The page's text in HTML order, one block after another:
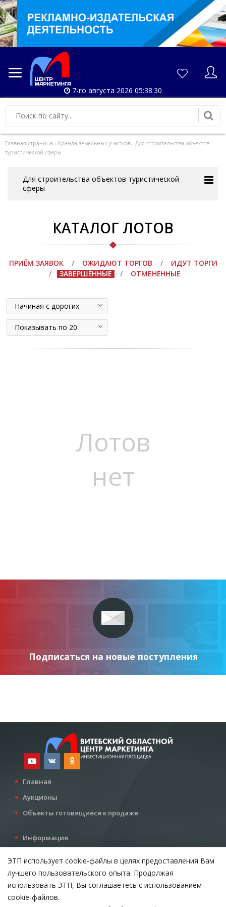
7-го августа 2026 05:38:30
Главная страница › Аренда земельных участков › Для строительства объектов
туристической сферы
Для строительства объектов туристической
сферы
КАТАЛОГ ЛОТОВ
ПРИЁМ ЗАЯВОК / ОЖИДАЮТ ТОРГОВ /
ИДУТ ТОРГИ
/
ЗАВЕРШЁННЫЕ / ОТМЕНЁННЫЕ
Начиная с дорогих
Показывать по 20
Лотов
нет
Подписаться на новые поступления
Главная
Аукционы
Объекты готовящиеся к продаже
Информация
Все для инвестора
Контакты
ЭТП использует cookie-файлы в целях предоставления Вам
лучшего пользовательского опыта. Продолжая
использовать ЭТП, Вы соглашаетесь с использованием
cookie-файлов.